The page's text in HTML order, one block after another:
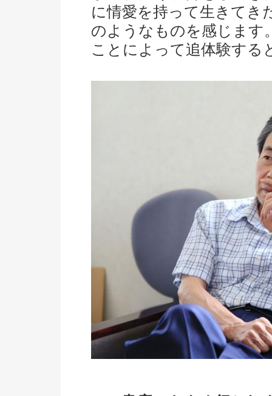
に情愛を持って生きてき
のようなものを感じます
ことによって追体験する